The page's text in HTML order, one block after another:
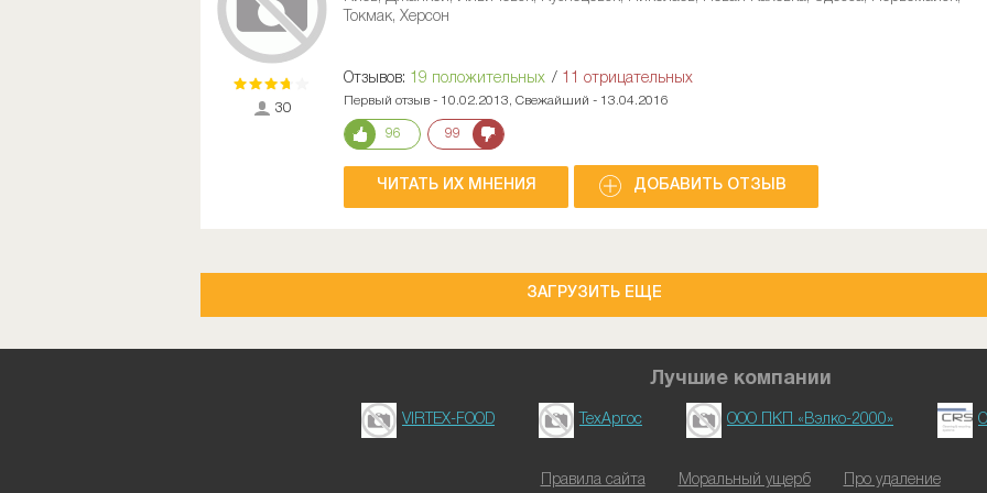
30
Токмак, Херсон
Отзывов: 19 положительных / 11 отрицательных
Первый отзыв - 10.02.2013, Свежайший - 13.04.2016
96 99
ЧИТАТЬ ИХ МНЕНИЯ ДОБАВИТЬ ОТЗЫВ
ЗАГРУЗИТЬ ЕЩЕ
Лучшие компании
VIRTEX-FOOD ТехАргос ООО ПКП «Вэлко-2000»
Правила сайта Моральный ущерб Про удаление